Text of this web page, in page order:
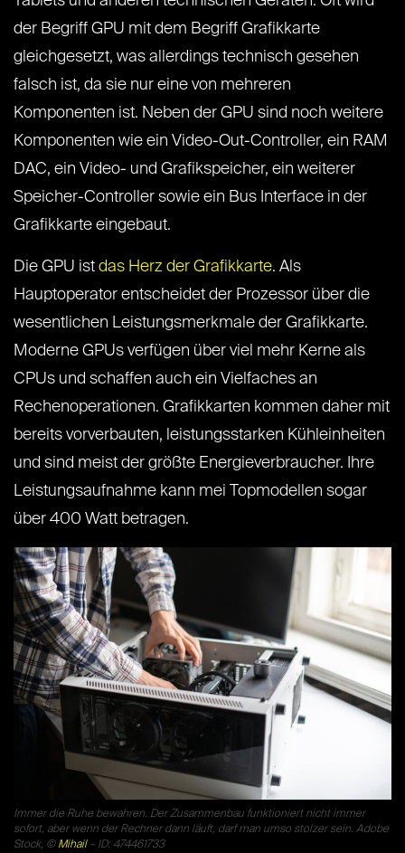
der Begriff GPU mit dem Begriff Grafikkarte
gleichgesetzt, was allerdings technisch gesehen
falsch ist, da sie nur eine von mehreren
Komponenten ist. Neben der GPU sind noch weitere
Komponenten wie ein Video-Out-Controller, ein RAM
DAC, ein Video- und Grafikspeicher, ein weiterer
Speicher-Controller sowie ein Bus Interface in der
Grafikkarte eingebaut.
Die GPU ist das Herz der Grafikkarte. Als
Hauptoperator entscheidet der Prozessor über die
wesentlichen Leistungsmerkmale der Grafikkarte.
Moderne GPUs verfügen über viel mehr Kerne als
CPUs und schaffen auch ein Vielfaches an
Rechenoperationen. Grafikkarten kommen daher mit
bereits vorverbauten, leistungsstarken Kühleinheiten
und sind meist der größte Energieverbraucher. Ihre
Leistungsaufnahme kann mei Topmodellen sogar
über 400 Watt betragen.
Immer die Ruhe bewahren. Der Zusammenbau funktioniert nicht immer
sofort, aber wenn der Rechner dann läuft, darf man umso stolzer sein. Adobe
Stock, © Mihail– ID: 474461733